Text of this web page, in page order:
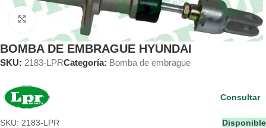
Clic para ampliar
BOMBA DE EMBRAGUE HYUNDAI
SKU: 2183-LPRCategoría: Bomba de embrague
SKU: 2183-LPR Disponible
Consultar